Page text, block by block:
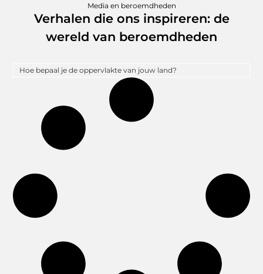
Media en beroemdheden
Verhalen die ons inspireren: de
wereld van beroemdheden
Hoe bepaal je de oppervlakte van jouw land?